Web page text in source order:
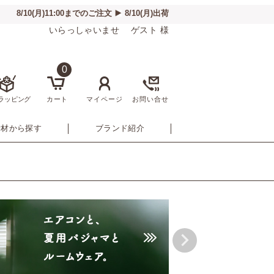
いらっしゃいませ ゲスト 様
ッピング
0
カート マイページ お問い合せ
から探す ブランド紹介